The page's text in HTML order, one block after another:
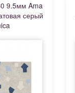
9.5мм Ama
серый